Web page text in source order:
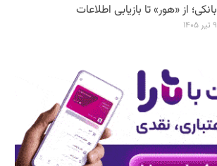
بانکی؛ از «هور» تا بازیابی اطلاعات
۹ تیر ۱۴۰۵